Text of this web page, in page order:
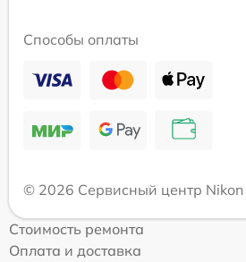
Способы оплаты
© 2026 Сервисный центр Nikon
Стоимость ремонта
Оплата и доставка